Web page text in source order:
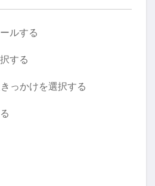
ルする
する
っかけを選択する